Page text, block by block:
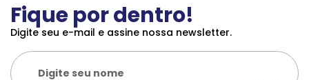
Fique por dentro!
Digite seu e-mail e assine nossa newsletter.